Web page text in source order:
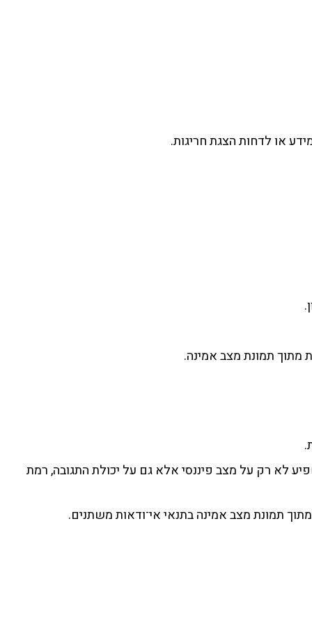
או לדחות הצגת חריגות.
מתוך תמונת מצב אמינה.
לא רק על מצב פיננסי אלא גם על יכולת התגובה, רמת
מתוך תמונת מצב אמינה בתנאי אי־ודאות משתנים.